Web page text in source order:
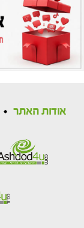
אודות האתר